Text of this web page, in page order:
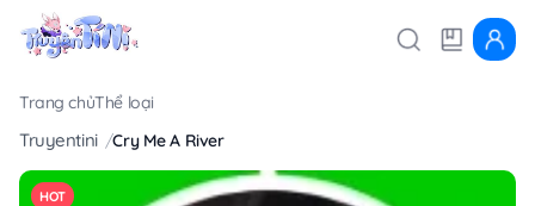
Trang chủThể loại
Truyentini Cry Me A River
HOT